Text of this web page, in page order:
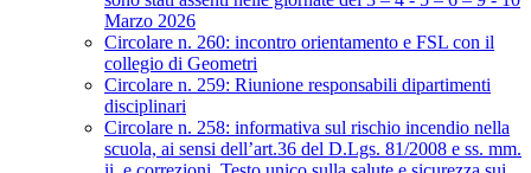
Marzo 2026
Circolare n. 260: incontro orientamento e FSL con il
collegio di Geometri
Circolare n. 259: Riunione responsabili dipartimenti
disciplinari
Circolare n. 258: informativa sul rischio incendio nella
scuola, ai sensi dell’art.36 del D.Lgs. 81/2008 e ss. mm.